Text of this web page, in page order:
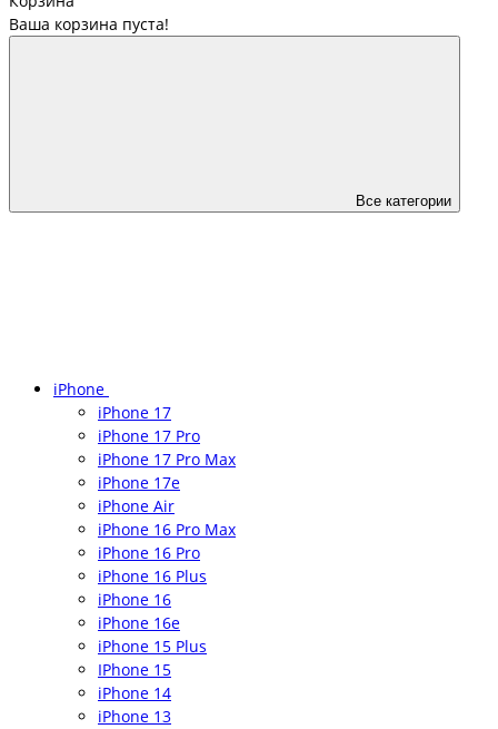
Ваша корзина пуста!
Все категории
iPhone
iPhone 17
iPhone 17 Pro
iPhone 17 Pro Max
iPhone 17e
iPhone Air
iPhone 16 Pro Max
iPhone 16 Pro
iPhone 16 Plus
iPhone 16
iPhone 16e
iPhone 15 Plus
IPhone 15
iPhone 14
iPhone 13